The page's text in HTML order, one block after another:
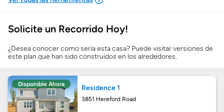
Mostrarme lo que puedo pagar
Costos casa nueva vs. usada
Obtener mi puntaje de crédito
Solicite un Recorrido Hoy!
¿Desea conocer como sería esta casa? Puede visitar versiones de
este plan que han sido construidos en los alrededores.
Disponible Ahora Residence 1
3851 Hereford Road